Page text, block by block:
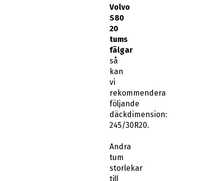
Volvo
S80
20
tums
fälgar
så
kan
vi
rekommendera
följande
däckdimension:
245/30R20.
Andra
tum
storlekar
till